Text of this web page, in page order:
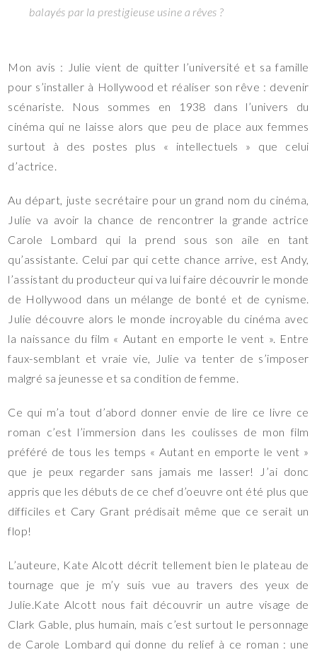
balayés par la prestigieuse usine a rêves ?
Mon avis : Julie vient de quitter l’université et sa famille
pour s’installer à Hollywood et réaliser son rêve : devenir
scénariste. Nous sommes en 1938 dans l’univers du
cinéma qui ne laisse alors que peu de place aux femmes
surtout à des postes plus « intellectuels » que celui
d’actrice.
Au départ, juste secrétaire pour un grand nom du cinéma,
Julie va avoir la chance de rencontrer la grande actrice
Carole Lombard qui la prend sous son aile en tant
qu’assistante. Celui par qui cette chance arrive, est Andy,
l’assistant du producteur qui va lui faire découvrir le monde
de Hollywood dans un mélange de bonté et de cynisme.
Julie découvre alors le monde incroyable du cinéma avec
la naissance du film « Autant en emporte le vent ». Entre
faux-semblant et vraie vie, Julie va tenter de s’imposer
malgré sa jeunesse et sa condition de femme.
Ce qui m’a tout d’abord donner envie de lire ce livre ce
roman c’est l’immersion dans les coulisses de mon film
préféré de tous les temps « Autant en emporte le vent »
que je peux regarder sans jamais me lasser! J’ai donc
appris que les débuts de ce chef d’oeuvre ont été plus que
difficiles et Cary Grant prédisait même que ce serait un
flop!
L’auteure, Kate Alcott décrit tellement bien le plateau de
tournage que je m’y suis vue au travers des yeux de
Julie.Kate Alcott nous fait découvrir un autre visage de
Clark Gable, plus humain, mais c’est surtout le personnage
de Carole Lombard qui donne du relief à ce roman : une